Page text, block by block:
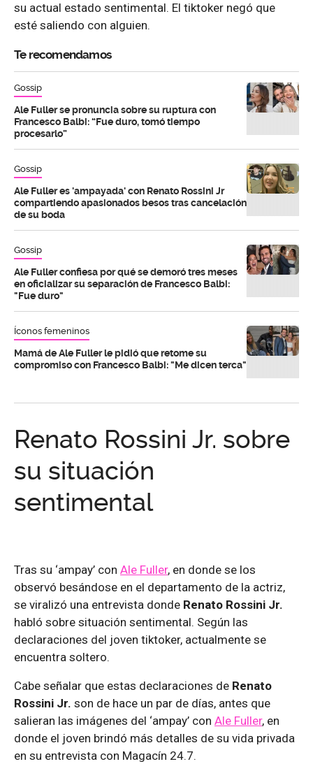
su actual estado sentimental. El tiktoker negó que
esté saliendo con alguien.
Te recomendamos
Gossip
Ale Fuller se pronuncia sobre su ruptura con
Francesco Balbi: “Fue duro, tomó tiempo
procesarlo”
Gossip
Ale Fuller es 'ampayada' con Renato Rossini Jr
compartiendo apasionados besos tras cancelación
de su boda
Gossip
Ale Fuller confiesa por qué se demoró tres meses
en oficializar su separación de Francesco Balbi:
"Fue duro"
Íconos femeninos
Mamá de Ale Fuller le pidió que retome su
compromiso con Francesco Balbi: "Me dicen terca"
Renato Rossini Jr. sobre
su situación
sentimental
Tras su ‘ampay’ con Ale Fuller, en donde se los
observó besándose en el departamento de la actriz,
se viralizó una entrevista donde Renato Rossini Jr.
habló sobre situación sentimental. Según las
declaraciones del joven tiktoker, actualmente se
encuentra soltero.
Cabe señalar que estas declaraciones de Renato
Rossini Jr. son de hace un par de días, antes que
salieran las imágenes del ‘ampay’ con Ale Fuller, en
donde el joven brindó más detalles de su vida privada
en su entrevista con Magacín 24.7.